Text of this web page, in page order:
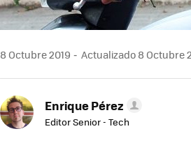
8 Octubre 2019 Actualizado 8 Octubre
Enrique Pérez
Editor Senior - Tech